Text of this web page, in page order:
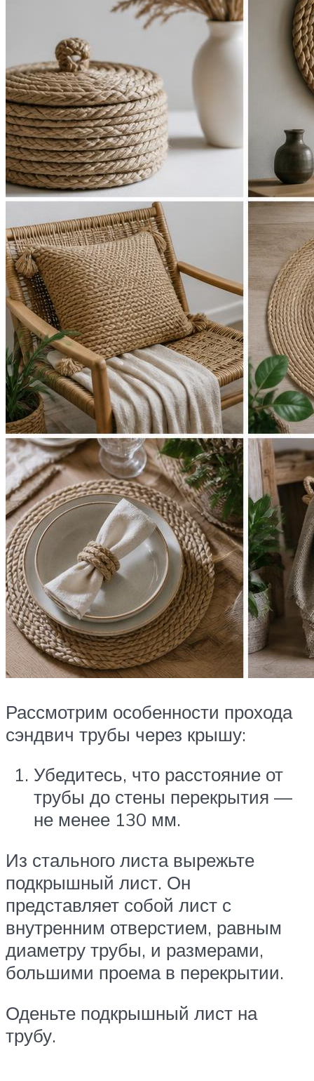
Рассмотрим особенности прохода
сэндвич трубы через крышу:
Убедитесь, что расстояние от
трубы до стены перекрытия —
не менее 130 мм.
Из стального листа вырежьте
подкрышный лист. Он
представляет собой лист с
внутренним отверстием, равным
диаметру трубы, и размерами,
большими проема в перекрытии.
Оденьте подкрышный лист на
трубу.